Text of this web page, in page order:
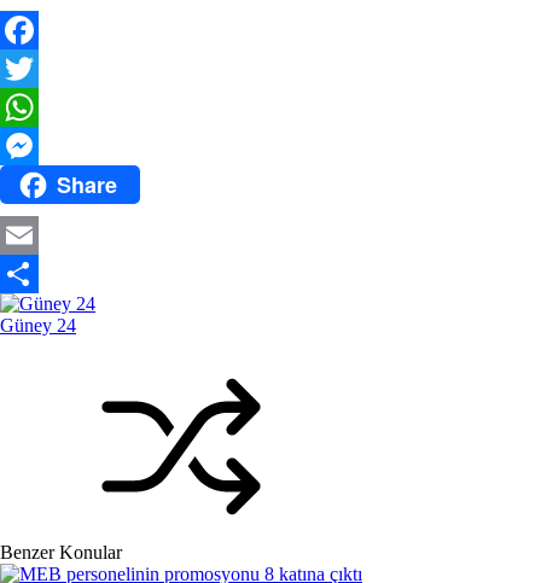
Facebook
Twitter
WhatsApp
MessengerShare
Email
Share
Güney 24
Benzer Konular